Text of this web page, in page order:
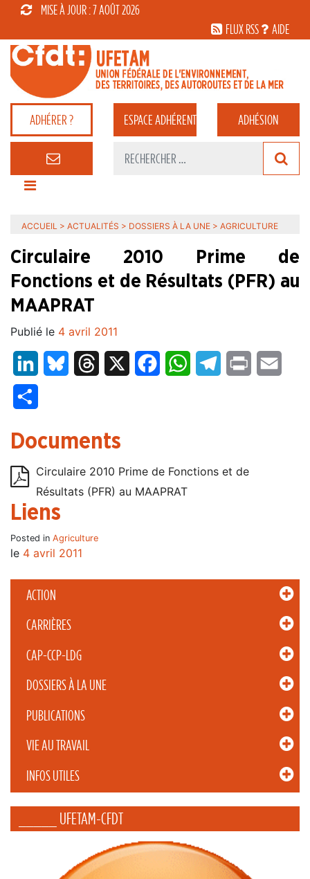
MISE À JOUR : 7 AOÛT 2026
FLUX RSS
AIDE
ADHÉRER ? ESPACEADHÉRENT ADHÉSION
ACTION
CARRIÈRES
CAP-CCP-LDG
DOSSIERS À LA UNE
PUBLICATIONS
VIE AU TRAVAIL
INFOS UTILES
_____ UFETAM-CFDT
ACCUEIL > ACTUALITÉS > DOSSIERS À LA UNE > AGRICULTURE
Circulaire 2010 Prime de
Fonctions et de Résultats (PFR) au
MAAPRAT
Publié le 4 avril 2011
LinkedInBluesky Threads FacebookWhatsAppTelegram
Print
Documents
Circulaire 2010 Prime de Fonctions et de
Résultats (PFR) au MAAPRAT
Liens
Posted in Agriculture
le 4 avril 2011